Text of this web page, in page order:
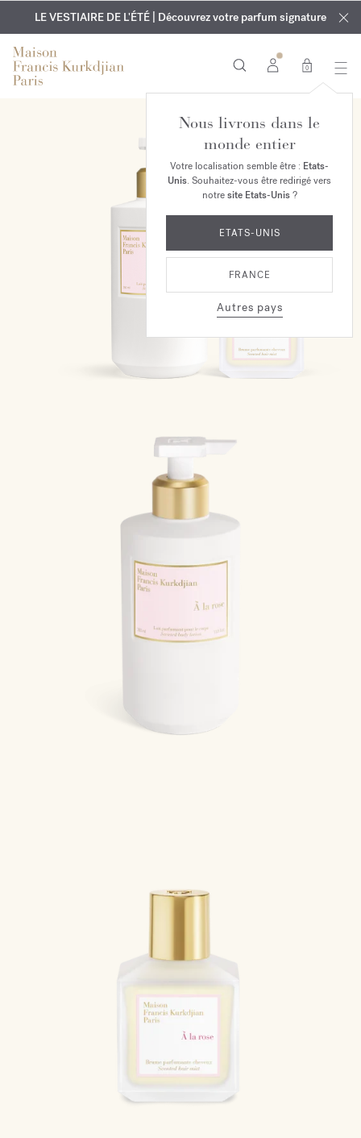
EXCLUSIF | Découvrez le nouveau parfum OUD
velvet mood
dans votre commande*
GRAVURE OFFERTE | Sur tous les parfums et huiles pour le
corps jusqu'au 9 août
LE VESTIAIRE DE L'ÉTÉ | Découvrez votre parfum signature
0
Nous livrons dans le
monde entier
Votre localisation semble être : Etats-
Unis. Souhaitez-vous être redirigé vers
notresite Etats-Unis?
ETATS-UNIS
FRANCE
Autres pays
EXCLUSIVITÉ EN LIGNE